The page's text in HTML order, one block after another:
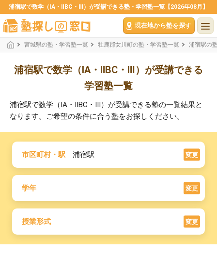
浦宿駅で数学（ⅠA・ⅡBC・Ⅲ）が受講できる塾・学習塾一覧【2026年08月】
現在地から塾を探す
宮城県の塾・学習塾一覧 牡鹿郡女川町の塾・学習塾一覧 浦宿駅の
浦宿駅で数学（ⅠA・ⅡBC・Ⅲ）が受講できる
学習塾一覧
浦宿駅で数学（ⅠA・ⅡBC・Ⅲ）が受講できる塾の一覧結果と
なります。ご希望の条件に合う塾をお探しください。
市区町村・駅 浦宿駅 変更
学年 変更
授業形式 変更